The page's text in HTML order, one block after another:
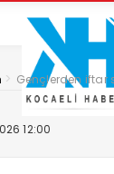
> Gençlerden iftar
12:00